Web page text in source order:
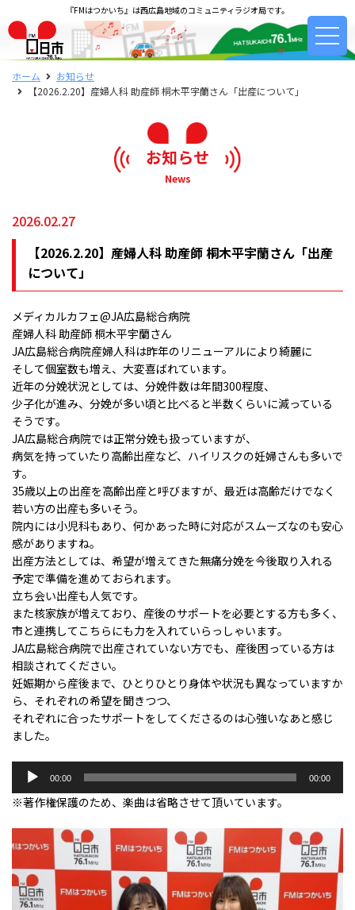
『FMはつかいち』は西広島地域のコミュニティラジオ局です。
ホーム
お知らせ
【2026.2.20】産婦人科 助産師 桐木平宇蘭さん「出産について」
お知らせ
News
2026.02.27
【2026.2.20】産婦人科 助産師 桐木平宇蘭さん「出産
について」
メディカルカフェ@JA広島総合病院
産婦人科 助産師 桐木平宇蘭さん
JA広島総合病院産婦人科は昨年のリニューアルにより綺麗に
そして個室数も増え、大変喜ばれています。
近年の分娩状況としては、分娩件数は年間300程度、
少子化が進み、分娩が多い頃と比べると半数くらいに減っている
そうです。
JA広島総合病院では正常分娩も扱っていますが、
病気を持っていたり高齢出産など、ハイリスクの妊婦さんも多いで
す。
35歳以上の出産を高齢出産と呼びますが、最近は高齢だけでなく
若い方の出産も多いそう。
院内には小児科もあり、何かあった時に対応がスムーズなのも安心
感がありますね。
出産方法としては、希望が増えてきた無痛分娩を今後取り入れる
予定で準備を進めておられます。
立ち会い出産も人気です。
また核家族が増えており、産後のサポートを必要とする方も多く、
市と連携してこちらにも力を入れていらっしゃいます。
JA広島総合病院で出産されていない方でも、産後困っている方は
相談されてください。
妊娠期から産後まで、ひとりひとり身体や状況も異なっていますか
ら、それぞれの希望を聞きつつ、
それぞれに合ったサポートをしてくださるのは心強いなあと感じ
ました。
プ
ー
ー
00:00 00:00
※著作権保護のため、楽曲は省略させて頂いています。